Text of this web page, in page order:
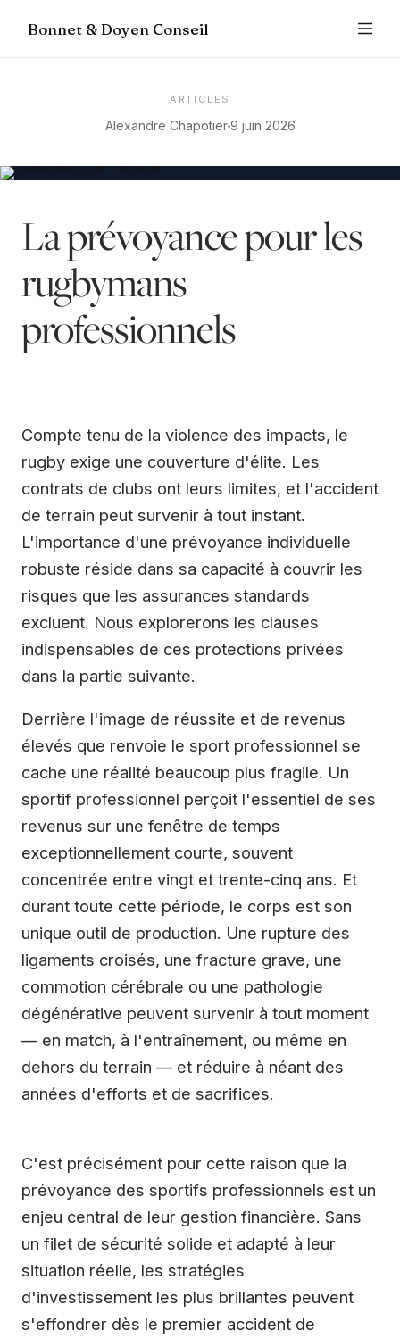
Bonnet & Doyen Conseil
ARTICLES
Alexandre Chapotier9 juin 2026
La prévoyance pour les
rugbymans
professionnels
Compte tenu de la violence des impacts, le
rugby exige une couverture d'élite. Les
contrats de clubs ont leurs limites, et l'accident
de terrain peut survenir à tout instant.
L'importance d'une prévoyance individuelle
robuste réside dans sa capacité à couvrir les
risques que les assurances standards
excluent. Nous explorerons les clauses
indispensables de ces protections privées
dans la partie suivante.
Derrière l'image de réussite et de revenus
élevés que renvoie le sport professionnel se
cache une réalité beaucoup plus fragile. Un
sportif professionnel perçoit l'essentiel de ses
revenus sur une fenêtre de temps
exceptionnellement courte, souvent
concentrée entre vingt et trente-cinq ans. Et
durant toute cette période, le corps est son
unique outil de production. Une rupture des
ligaments croisés, une fracture grave, une
commotion cérébrale ou une pathologie
dégénérative peuvent survenir à tout moment
— en match, à l'entraînement, ou même en
dehors du terrain — et réduire à néant des
années d'efforts et de sacrifices.
C'est précisément pour cette raison que la
prévoyance des sportifs professionnels est un
enjeu central de leur gestion financière. Sans
un filet de sécurité solide et adapté à leur
situation réelle, les stratégies
d'investissement les plus brillantes peuvent
s'effondrer dès le premier accident de